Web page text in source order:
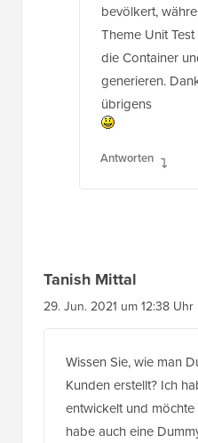
bevölkert,
Theme Unit
die Container
generieren.
übrigens
Antworten
Tanish Mittal
29. Jun. 2021 um 12:38 Uhr
Wissen Sie, wie man
Kunden erstellt? Ich
entwickelt und
habe auch eine